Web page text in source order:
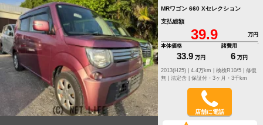
MRワゴン 660 Xセレクション
支払総額
39.9
万円
本体価格
33.9 万円
諸費用
6 万円
修復
無 | 法定含 | 保証付・3ヶ月・3千km
店舗に電話